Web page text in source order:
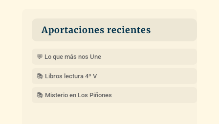
Aportaciones recientes
💬 Lo que más nos Une
📚 Libros lectura 4º V
📚 Misterio en Los Piñones